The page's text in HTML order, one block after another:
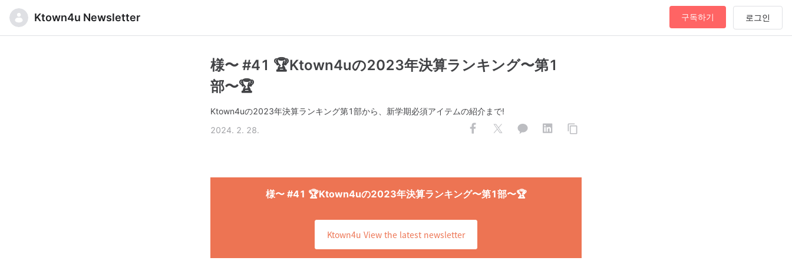
Ktown4u Newsletter 구독하기
様〜 #41 🏆Ktown4uの2023年決算ランキング〜第1
部〜🏆
Ktown4uの2023年決算ランキング第1部から、新学期必須アイテムの紹介まで!
2024. 2. 28.
様〜 #41 🏆Ktown4uの2023年決算ランキング〜第1部〜🏆
Ktown4u View the latest newsletter